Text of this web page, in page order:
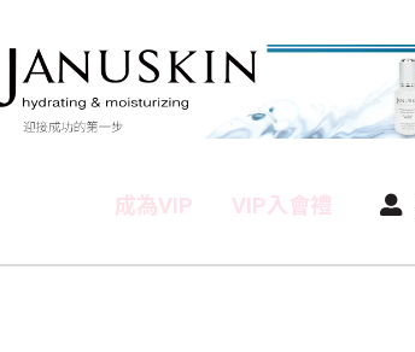
成為VIP VIP入會禮